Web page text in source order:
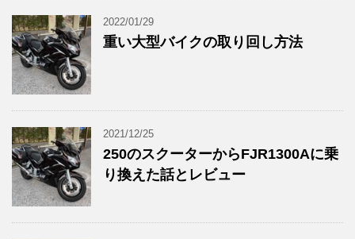
2022/01/29
重い大型バイクの取り回し方法
2021/12/25
250のスクーターからFJR1300Aに乗
り換えた話とレビュー